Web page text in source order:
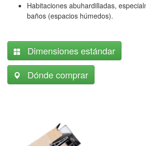
Habitaciones abuhardilladas,
baños (espacios húmedos).
Dimensiones estándar
Dónde comprar